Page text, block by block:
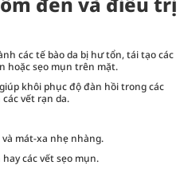
các tế bào da bị hư tổn, tái tạo các
hoặc sẹo mụn trên mặt.
khôi phục độ đàn hồi trong các
vết rạn da.
mát-xa nhẹ nhàng.
các vết sẹo mụn.